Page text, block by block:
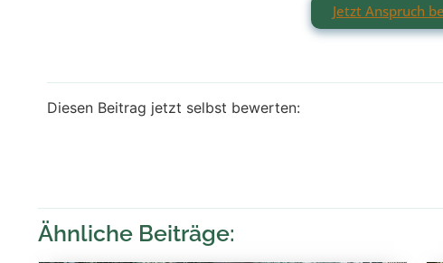
Jetzt Anspruch
Diesen Beitrag jetzt selbst bewerten:
Ähnliche Beiträge: